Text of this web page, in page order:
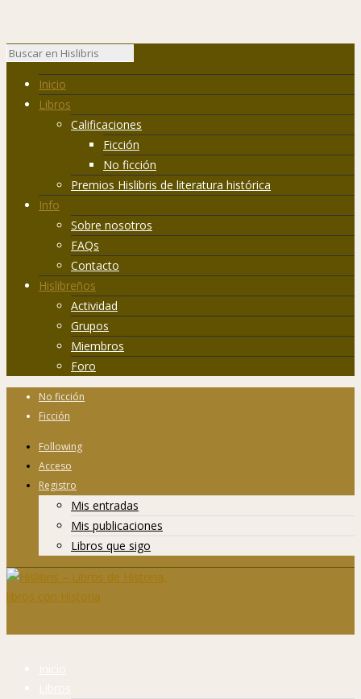
Inicio
Libros
Calificaciones
Ficción
No ficción
Premios Hislibris de literatura histórica
Info
Sobre nosotros
FAQs
Contacto
Hislibreños
Actividad
Grupos
Miembros
Foro
No ficción
Ficción
Following
Acceso
Registro
Mis entradas
Mis publicaciones
Libros que sigo
Inicio
Libros